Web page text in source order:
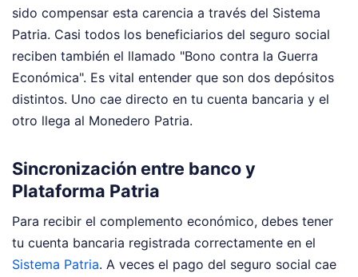
sido compensar esta carencia a través del Sistema
Patria. Casi todos los beneficiarios del seguro social
reciben también el llamado "Bono contra la Guerra
Económica". Es vital entender que son dos depósitos
distintos. Uno cae directo en tu cuenta bancaria y el
otro llega al Monedero Patria.
Sincronización entre banco y
Plataforma Patria
Para recibir el complemento económico, debes tener
tu cuenta bancaria registrada correctamente en el
Sistema Patria. A veces el pago del seguro social cae